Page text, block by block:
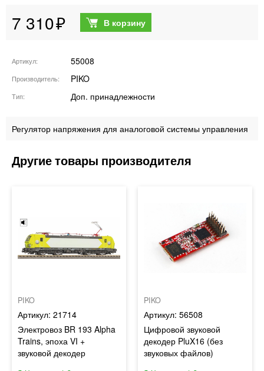
7 310
Артикул 55008
Производитель PIKO
Тип Доп. принадлежности
Регулятор напряжения для аналоговой системы управления
PIKO
21714
Электровоз BR 193 Alpha
Trains, эпоха VI +
звуковой декодер
PIKO
56508
Цифровой звуковой
декодер PluX16 (без
звуковых файлов)